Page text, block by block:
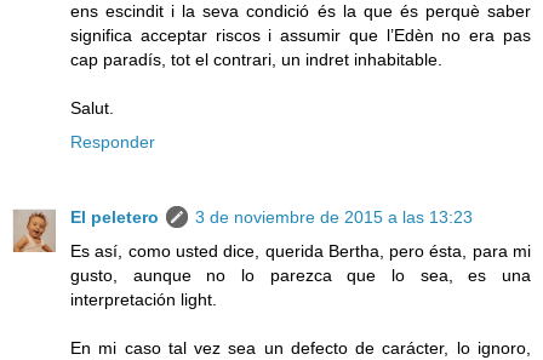
ens escindit i la seva condició és la que és perquè saber
significa acceptar riscos i assumir que l’Edèn no era pas
cap paradís, tot el contrari, un indret inhabitable.
Salut.
Responder
El peletero
3 de noviembre de 2015 a las 13:23
Es así, como usted dice, querida Bertha, pero ésta, para mi
gusto, aunque no lo parezca que lo sea, es una
interpretación light.
En mi caso tal vez sea un defecto de carácter, lo ignoro,